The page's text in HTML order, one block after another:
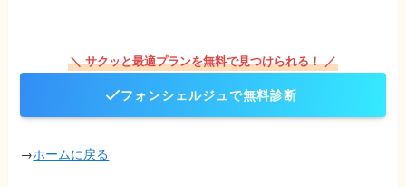
＼ サクッと最適プランを無料で見つけられる！ ／
フォンシェルジュで無料診断
→ホームに戻る